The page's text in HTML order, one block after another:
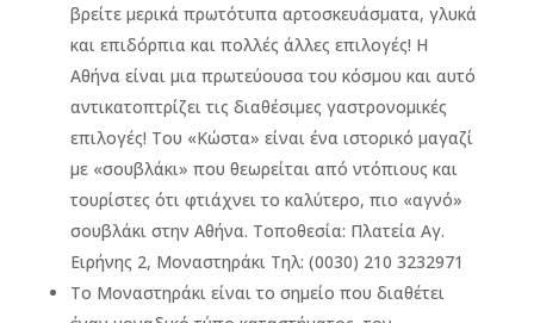
βρείτε μερικά πρωτότυπα αρτοσκευάσματα, γλυκά
και επιδόρπια και πολλές άλλες επιλογές! Η
Αθήνα είναι μια πρωτεύουσα του κόσμου και αυτό
αντικατοπτρίζει τις διαθέσιμες γαστρονομικές
επιλογές! Του «Κώστα» είναι ένα ιστορικό μαγαζί
με «σουβλάκι» που θεωρείται από ντόπιους και
τουρίστες ότι φτιάχνει το καλύτερο, πιο «αγνό»
σουβλάκι στην Αθήνα. Τοποθεσία: Πλατεία Αγ.
Ειρήνης 2, Μοναστηράκι Τηλ: (0030) 210 3232971
Το Μοναστηράκι είναι το σημείο που διαθέτει